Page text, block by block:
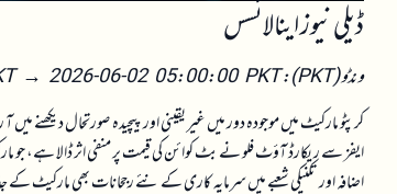
ڈیلی نیوز اینالائسس
ونڈو (PKT): 2026-06-01 05:00:00 PKT → 2026-06-02 05:00:00 PKT
کرپٹو مارکیٹ میں موجودہ دور میں غیر یقینی اور پیچیدہ صورتحال
ایفز سے ریکارڈ آؤٹ فلو نے بٹ کوائن کی قیمت پر منفی اثر ڈالا ہے، جو
اضافہ اور تکنیکی شعبے میں سرمایہ کاری کے نئے رجحانات بھی مارکیٹ کے